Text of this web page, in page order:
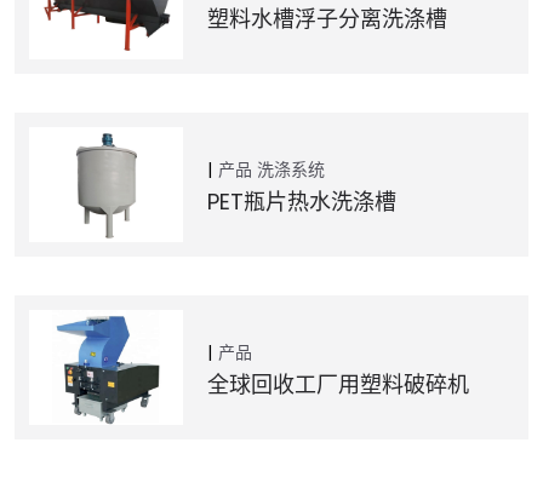
塑料水槽浮子分离洗涤槽
产品 洗涤系统
PET瓶片热水洗涤槽
产品
全球回收工厂用塑料破碎机